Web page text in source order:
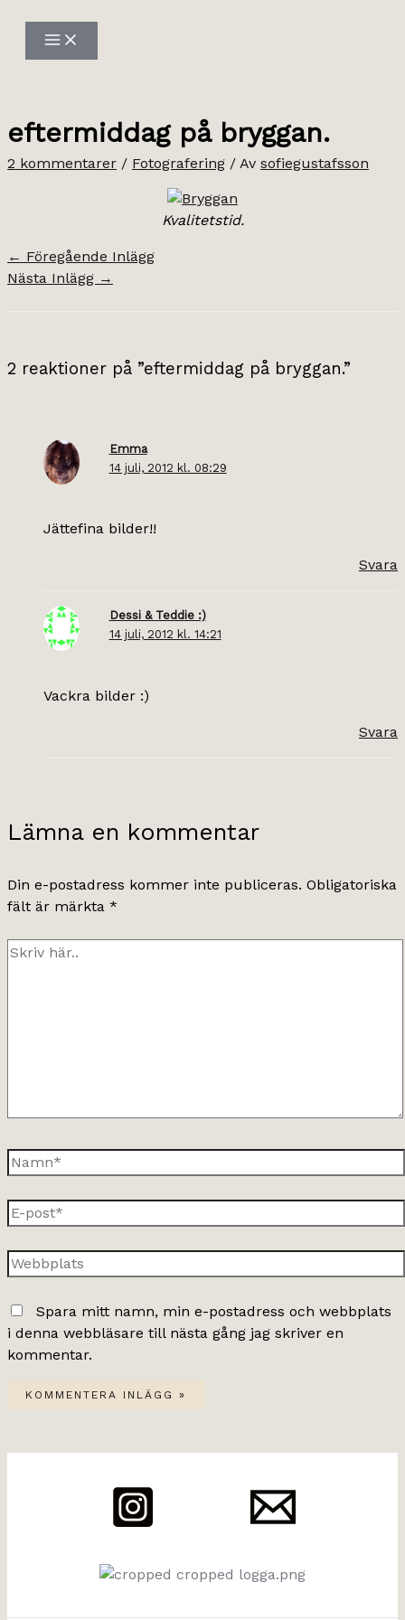
innehåll
eftermiddag på bryggan.
2 kommentarer / Fotografering / Av sofiegustafsson
Kvalitetstid.
← Föregående Inlägg
Nästa Inlägg →
2 reaktioner på ”eftermiddag på bryggan.”
Emma
14 juli, 2012 kl. 08:29
Jättefina bilder!!
Svara
Dessi & Teddie :)
14 juli, 2012 kl. 14:21
Vackra bilder :)
Svara
Lämna en kommentar
Din e-postadress kommer inte publiceras. Obligatoriska
fält är märkta *
Skriv
Namn*
E-
post*
Webbplats
Spara mitt namn, min e-postadress och webbplats
i denna webbläsare till nästa gång jag skriver en
kommentar.